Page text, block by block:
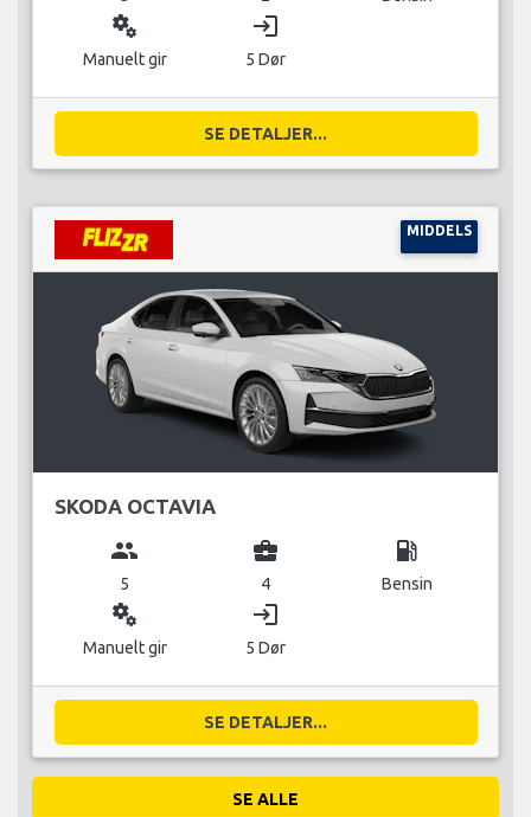
miscellaneous_services
Manuelt gir
login
5 Dør
SE DETALJER...
MIDDELS
SKODA OCTAVIA
group
5
business_center
4
local_gas_station
Bensin
miscellaneous_services
Manuelt gir
login
5 Dør
SE DETALJER...
SE ALLE